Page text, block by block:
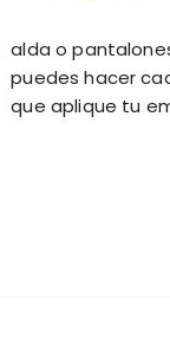
alda o
puedes hacer
que aplique tu